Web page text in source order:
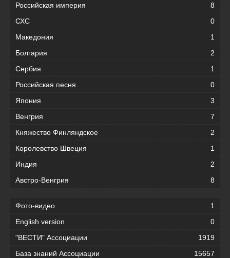
Российская империя
8
СХС
0
Македония
1
Болгария
2
Сербия
1
Российская песня
0
Япония
3
Венгрия
7
Княжество Финляндское
2
Королевство Швеция
1
Индия
2
Австро-Венгрия
8
Фото-видео
1
English version
0
"ВЕСТИ" Ассоциации
1919
База знаний Ассоциации
15657